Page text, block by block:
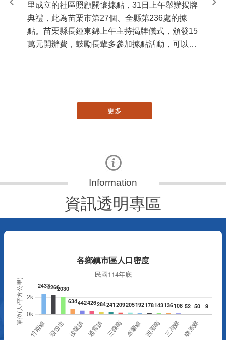
里成立的社區照顧關懷據點，31日上午舉辦揭牌
典禮，此為苗栗市第27個、全縣第236處的據
點。苗栗縣長鍾東錦上午主持揭牌儀式，頒發15
萬元開辦費，鼓勵長輩多參加據點活動，可以更
苗
更多
資訊透明專區